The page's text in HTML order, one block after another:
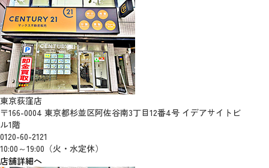
東京荻窪店
〒166-0004 東京都杉並区阿佐谷南3丁目12番4号 イデアサイトビ
ル1階
0120-60-2121
10:00～19:00（火・水定休）
店舗詳細へ